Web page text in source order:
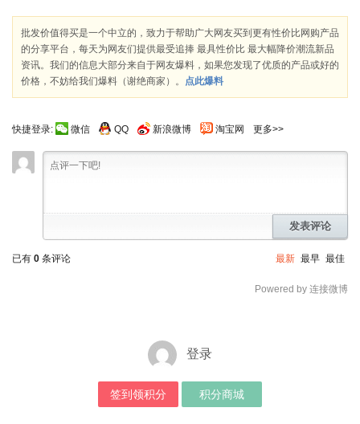
批发价值得买是一个中立的，致力于帮助广大网友买到更有性价比网购产品
的分享平台，每天为网友们提供最受追捧 最具性价比 最大幅降价潮流新品
资讯。我们的信息大部分来自于网友爆料，如果您发现了优质的产品或好的
价格，不妨给我们爆料（谢绝商家）。 点此爆料
快捷登录: 微信 QQ 新浪微博 淘宝网 更多>>
发表评论
已有 0 条评论 最新 最早 最佳
Powered by 连接微博
登录
签到领积分 积分商城